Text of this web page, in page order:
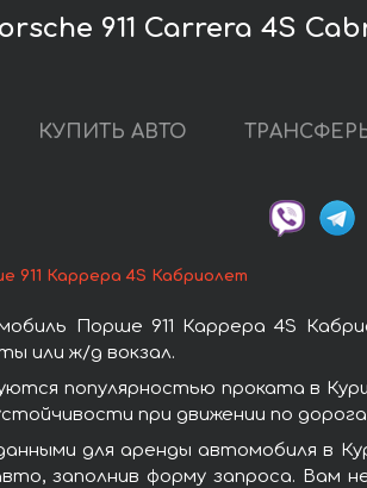
911 Carrera 4S
КУПИТЬ АВТО
911 Каррера 4S Кабриолет
Порше 911 Каррера 4S
или ж/д вокзал.
популярностью проката в
при движении по
для аренды автомобиля в
заполнив форму запроса. Вам